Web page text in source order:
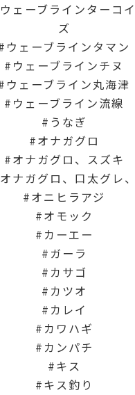
ウェーブラインターコイ
ズ
ウェーブラインタマン
ウェーブラインチヌ
ウェーブライン丸海津
ウェーブライン流線
うなぎ
オナガグロ
オナガグロ、スズキ
オナガグロ、口太グレ、
オニヒラアジ
オモック
カーエー
ガーラ
カサゴ
カツオ
カレイ
カワハギ
カンパチ
キス
キス釣り